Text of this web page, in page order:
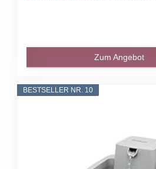
Zum Angebot
BESTSELLER NR. 10